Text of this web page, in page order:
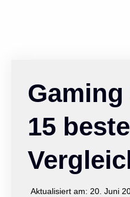
15
Aktualisiert am: 20. Juni